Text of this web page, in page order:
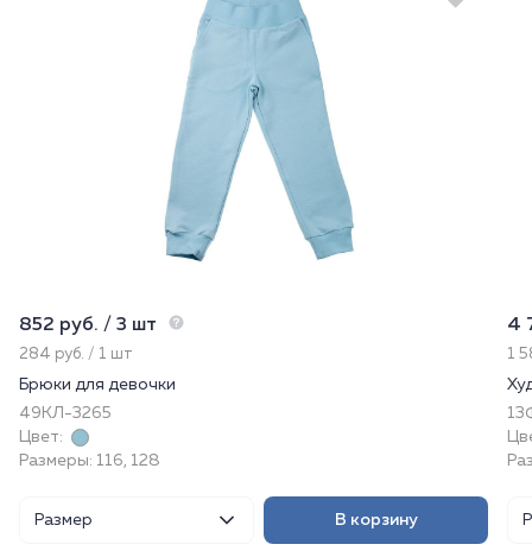
852 руб. / 3 шт
284 руб. / 1 шт
Брюки для девочки
49КЛ-3265
Цвет:
Размеры: 116, 128
Размер В корзину
4
1